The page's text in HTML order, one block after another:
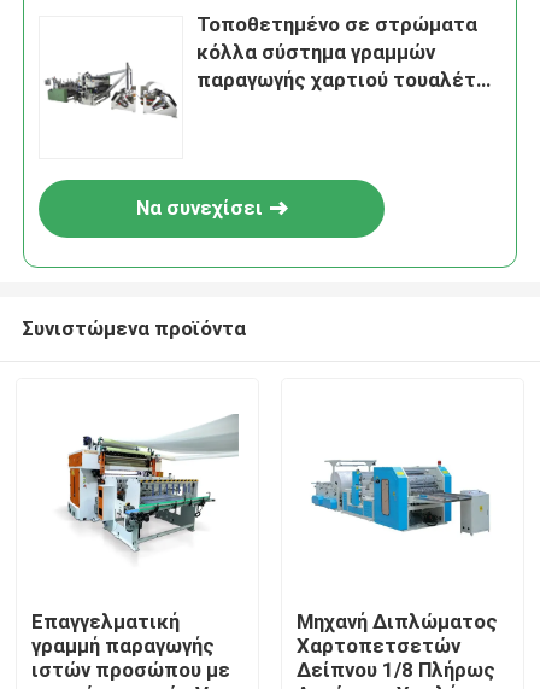
Σπίτι
Σχετικά με εμάς
Τοποθετημένο σε στρώματα
κόλλα σύστημα γραμμών
παραγωγής χαρτιού τουαλέτας
Να συνεχίσει
Συνιστώμενα προϊόντα
Επαγγελματική
γραμμή παραγωγής
ιστών προσώπου με
Μηχανή Διπλώματος
Χαρτοπετσετών
Δείπνου 1/8 Πλήρως